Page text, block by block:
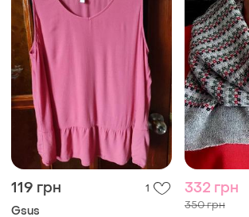
119 грн 1
Gsus
332 грн
350 грн